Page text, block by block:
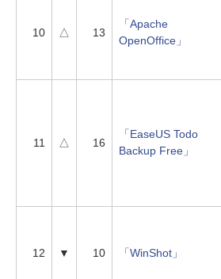
10 △ 13
「Apache
OpenOffice」
11 △ 16
「EaseUS Todo
Backup Free」
12 ▼ 10 「WinShot」